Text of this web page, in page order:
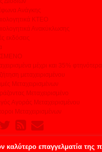
Ανάγκης
ΚΤΕΟ
Ανακύκλωσης
εκδόσεις
μέχρι και 35% φτηνότερα
μεταχειρισμένου
Μεταχειρισμένων
Μεταχειρισμένο
Αγοράς Μεταχειρισμένου
Μεταχειρισμένων